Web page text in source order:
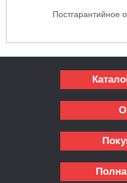
Постгарантийное
О